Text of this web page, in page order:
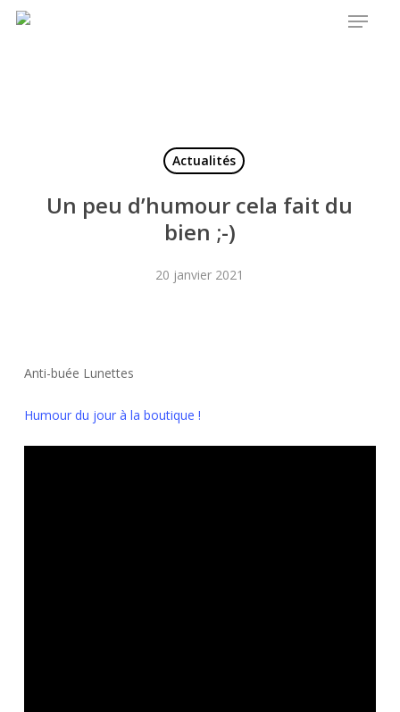
Skip
Menu
Actualités
Un peu d’humour cela fait du
bien ;-)
20 janvier 2021
Anti-buée Lunettes
Humour du jour à la boutique !